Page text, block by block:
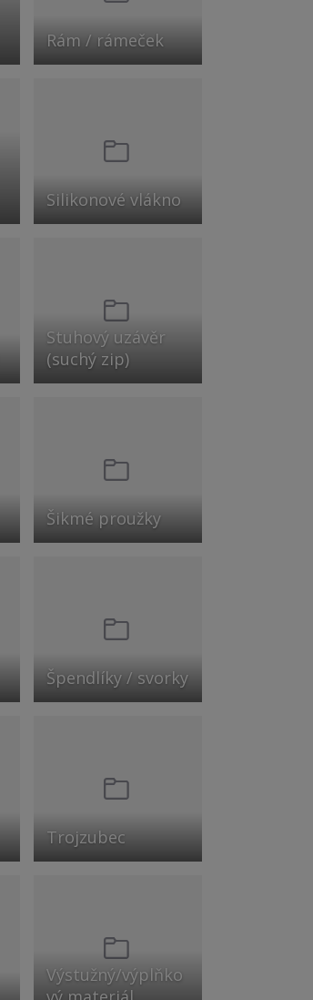
Rám / rámeček
Silikonové vlákno
Stuhový uzávěr
(suchý zip)
Šikmé proužky
Špendlíky / svorky
Trojzubec
Výstužný/výplňko